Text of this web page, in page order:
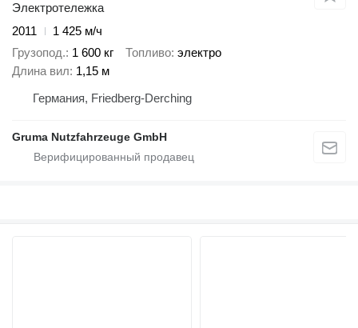
Электротележка
2011
1 425 м/ч
Грузопод. 1 600 кг Топливо электро
Длина вил 1,15 м
Германия, Friedberg-Derching
Gruma Nutzfahrzeuge GmbH